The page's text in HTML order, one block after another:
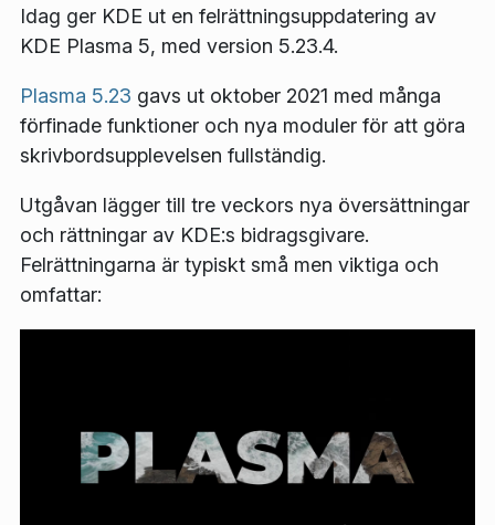
Idag ger KDE ut en felrättningsuppdatering av
KDE Plasma 5, med version 5.23.4.
Plasma 5.23 gavs ut oktober 2021 med många
förfinade funktioner och nya moduler för att göra
skrivbordsupplevelsen fullständig.
Utgåvan lägger till tre veckors nya översättningar
och rättningar av KDE:s bidragsgivare.
Felrättningarna är typiskt små men viktiga och
omfattar: